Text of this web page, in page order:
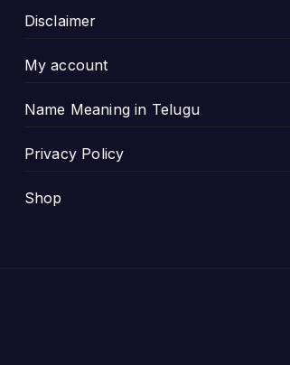
Disclaimer
My account
Name Meaning in Telugu
Privacy Policy
Shop